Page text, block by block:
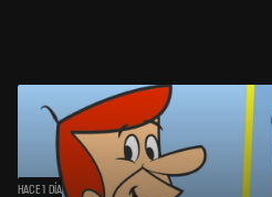
HACE 1 DÍA